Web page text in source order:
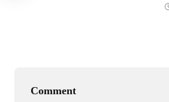
Comment